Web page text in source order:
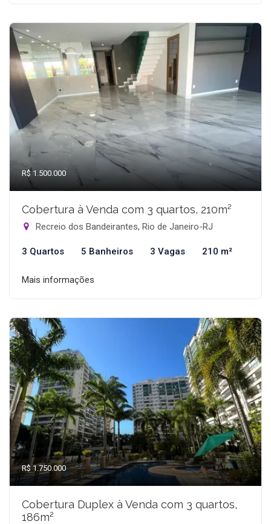
R$ 1.500.000
Cobertura à Venda com 3 quartos, 210m²
Recreio dos Bandeirantes, Rio de Janeiro-RJ
3 Quartos 5 Banheiros 3 Vagas 210 m²
Mais informações
R$ 1.750.000
Cobertura Duplex à Venda com 3 quartos,
186m²